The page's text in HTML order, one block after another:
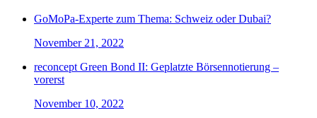
GoMoPa-Experte zum Thema: Schweiz oder Dubai?
November 21, 2022
reconcept Green Bond II: Geplatzte Börsennotierung –
vorerst
November 10, 2022